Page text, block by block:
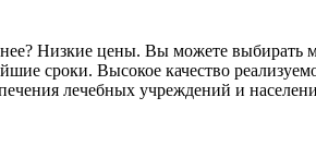
Низкие цены. Вы можете
сроки. Высокое качество
лечебных учреждений и